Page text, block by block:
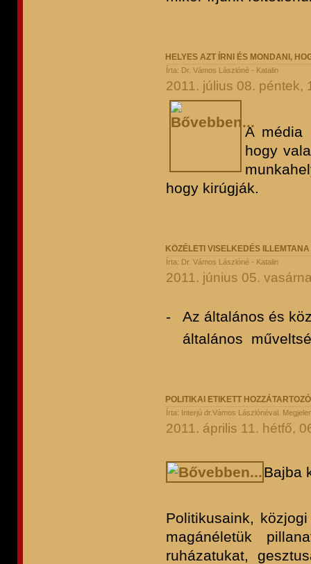
HELYES AZT ÍRNI ÉS MONDANI,
Írta: Dr. Vámos Lászlóné - Katalin
2011. július 08. péntek,
A média
hogy
hogy kirúgják.
KÖZÉLETI VISELKEDÉS
Írta: Dr. Vámos Lászlóné - Katalin
2011. június 05.
- Az általános és
általános
POLITIKAI ETIKETT
Írta: Interjú dr.Vámos Lászlónéval.
2011. április 11. hétfő,
Bajba
Politikusaink,
magánéletük
ruházatukat,